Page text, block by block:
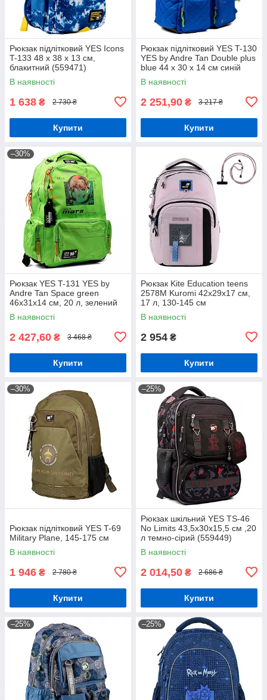
Рюкзак підлітковий YES Icons
T-133 48 х 38 х 13 см,
блакитний (559471)
В наявності
1 638 ₴ 2 730 ₴
Купити
Рюкзак підлітковий YES T-130
YES by Andre Tan Double plus
blue 44 x 30 x 14 см синій
(559048)
В наявності
2 251,90 ₴ 3 217 ₴
Купити
–30%
Рюкзак YES T-131 YES by
Andre Tan Space green
46х31х14 см, 20 л, зелений
(559049)
В наявності
2 427,60 ₴ 3 468 ₴
Купити
Рюкзак Kite Education teens
2578M Kuromi 42x29x17 см,
17 л, 130-145 см
В наявності
2 954 ₴
Купити
–30%
Рюкзак підлітковий YES T-69
Military Plane, 145-175 см
В наявності
1 946 ₴ 2 780 ₴
Купити
–25%
Рюкзак шкільний YES TS-46
No Limits 43,5x30x15,5 см ,20
л темно-сірий (559449)
В наявності
2 014,50 ₴ 2 686 ₴
Купити
–25% –25%